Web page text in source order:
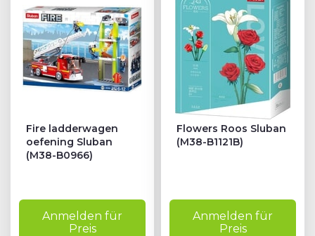
Fire ladderwagen
oefening Sluban
(M38-B0966)
Anmelden für
Preis
Flowers Roos Sluban
(M38-B1121B)
Anmelden für
Preis